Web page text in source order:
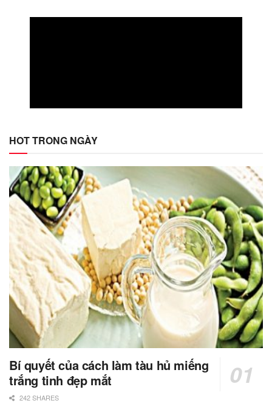
HOT TRONG NGÀY
Bí quyết của cách làm tàu hủ miếng
trắng tinh đẹp mắt
242 SHARES